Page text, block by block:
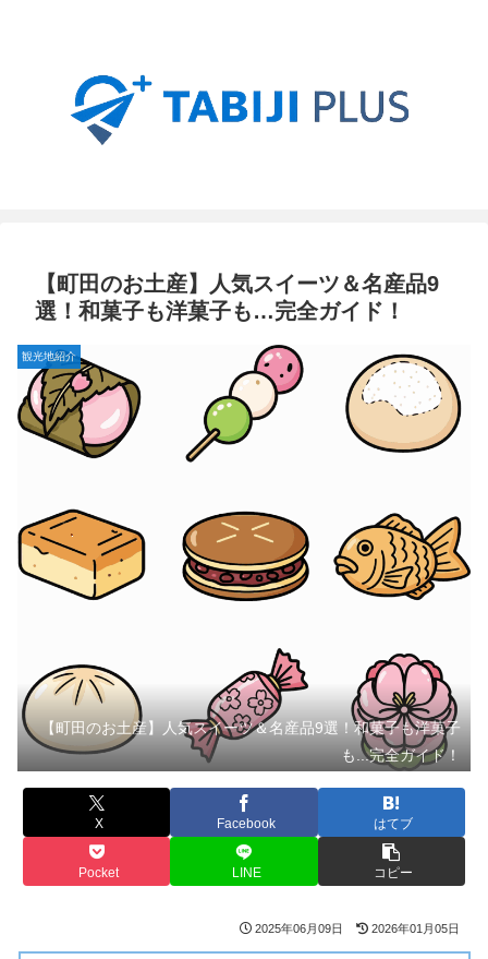
【町田のお土産】人気スイーツ＆名産品9
選！和菓子も洋菓子も…完全ガイド！
観光地紹介
【町田のお土産】人気スイーツ＆名産品9選！和菓子も洋菓子
も...完全ガイド！
X Facebook はてブ
Pocket LINE コピー
2025年06月09日 2026年01月05日